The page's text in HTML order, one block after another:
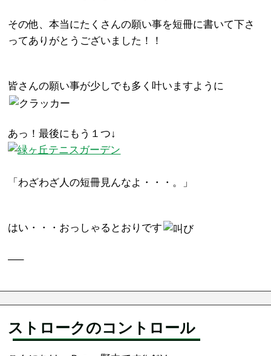
その他、本当にたくさんの願い事を短冊に書いて下さ
ってありがとうございました！！
皆さんの願い事が少しでも多く叶いますように
あっ！最後にもう１つ↓
「わざわざ人の短冊見んなよ・・・。」
はい・・・おっしゃるとおりです
—–
ストロークのコントロール